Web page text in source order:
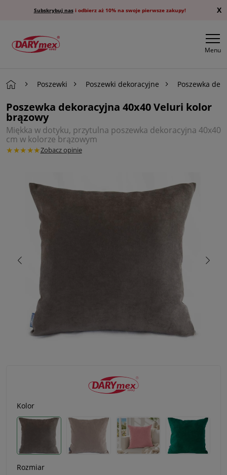
Subskrybuj nasi odbierz aż 10% na swoje pierwsze zakupy! X
Menu
Poszewki Poszewki dekoracyjne Poszewka
Poszewka dekoracyjna 40x40 Veluri kolor
brązowy
Miękka w dotyku, przytulna poszewka dekoracyjna 40x40
cm w kolorze brązowym
★★★★★Zobacz opinie
Kolor
Rozmiar